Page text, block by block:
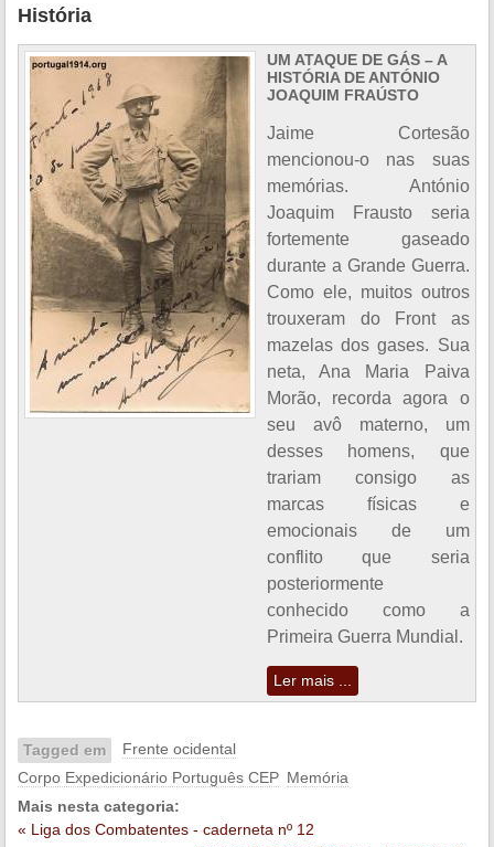
História
UM ATAQUE DE GÁS – A
HISTÓRIA DE ANTÓNIO
JOAQUIM FRAÚSTO
Jaime Cortesão
mencionou-o nas suas
memórias. António
Joaquim Frausto seria
fortemente gaseado
durante a Grande Guerra.
Como ele, muitos outros
trouxeram do Front as
mazelas dos gases. Sua
neta, Ana Maria Paiva
Morão, recorda agora o
seu avô materno, um
desses homens, que
trariam consigo as
marcas físicas e
emocionais de um
conflito que seria
posteriormente
conhecido como a
Primeira Guerra Mundial.
Ler mais ...
Tagged em
Frente ocidental
Corpo Expedicionário Português CEP Memória
Mais nesta categoria:
« Liga dos Combatentes - caderneta nº 12